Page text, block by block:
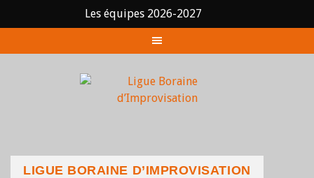
Les équipes 2026-2027
to
LIGUE BORAINE D’IMPROVISATION